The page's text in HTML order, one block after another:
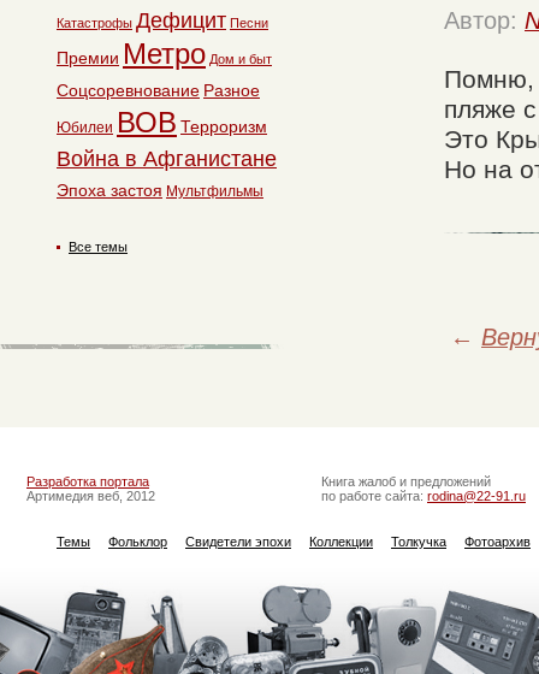
Автор:
Помню,
пляже
Это
Но на
←
Катастрофы Дефицит Песни
Премии Метро Дом и быт
Соцсоревнование Разное
Юбилеи ВОВ Терроризм
Война в Афганистане
Эпоха застоя Мультфильмы
Все темы
Разработка портала
Артимедия веб, 2012
Книга жалоб и предложений
по работе сайта: rodina@22-91.ru
Темы Фольклор Свидетели эпохи Коллекции Толкучка Фотоархив